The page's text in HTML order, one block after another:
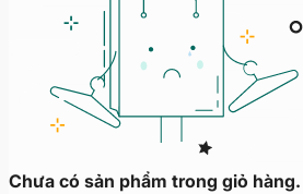
Chưa có sản phẩm trong giỏ